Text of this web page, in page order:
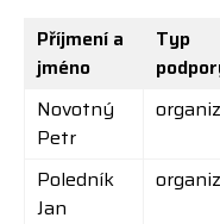
Příjmení a
jméno
Typ
Novotný
Petr
Poledník
Jan